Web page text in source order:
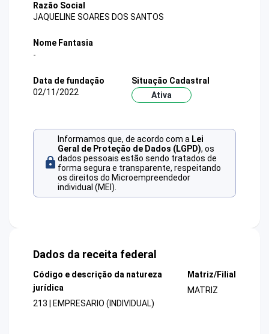
Razão Social
JAQUELINE SOARES DOS SANTOS
Nome Fantasia
-
Data de fundação
02/11/2022
Situação Cadastral
Ativa
Informamos que, de acordo com a Lei
Geral de Proteção de Dados (LGPD), os
dados pessoais estão sendo tratados de
forma segura e transparente, respeitando
os direitos do Microempreendedor
individual (MEI).
Dados da receita federal
Código e descrição da natureza
jurídica
213 | EMPRESARIO (INDIVIDUAL)
Matriz/Filial
MATRIZ